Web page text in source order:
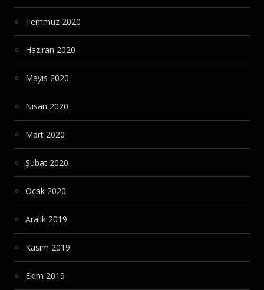
Temmuz 2020
Haziran 2020
Mayıs 2020
Nisan 2020
Mart 2020
Şubat 2020
Ocak 2020
Aralık 2019
Kasım 2019
Ekim 2019